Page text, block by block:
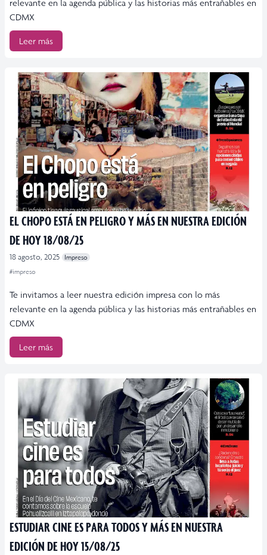
relevante en la agenda pública y las historias más entrañables en
CDMX
Leer más
EL CHOPO ESTÁ EN PELIGRO Y MÁS EN NUESTRA EDICIÓN
DE HOY 18/08/25
18 agosto, 2025
Impreso
#impreso
Te invitamos a leer nuestra edición impresa con lo más
relevante en la agenda pública y las historias más entrañables en
CDMX
Leer más
ESTUDIAR CINE ES PARA TODOS Y MÁS EN NUESTRA
EDICIÓN DE HOY 15/08/25